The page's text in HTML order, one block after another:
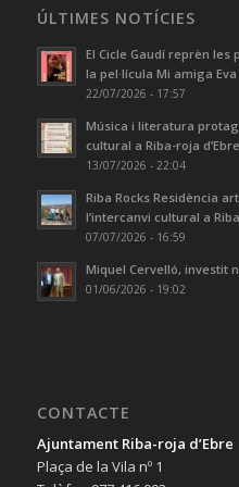
ÚLTIMES NOTÍCIES
El Cicle Gaudí reprèn les
la pel·lícula Mi amiga Eva
22/07/2026 - 17:57
Música i literatura
cultural a Riba-roja d’Ebre
13/07/2026 - 22:04
Riba Rocks Residència
l’intercanvi cultural a
07/07/2026 - 16:59
Miquel Cervelló, investit
01/06/2026 - 19:02
CONTACTE
Ajuntament Riba-roja d’Ebre
Plaça de la Vila nº 1